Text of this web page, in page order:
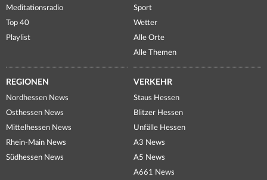
Meditationsradio
Top 40
Playlist
Sport
Wetter
Alle Orte
Alle Themen
REGIONEN
Nordhessen News
Osthessen News
Mittelhessen News
Rhein-Main News
Südhessen News
VERKEHR
Staus Hessen
Blitzer Hessen
Unfälle Hessen
A3 News
A5 News
A661 News